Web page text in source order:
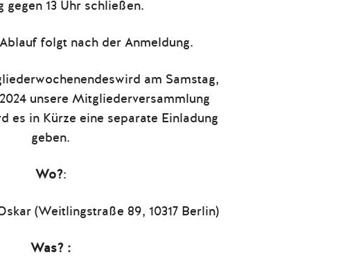
gegen 13 Uhr schließen.
folgt nach der Anmeldung.
am Samstag,
unsere Mitgliederversammlung
es in Kürze eine separate Einladung
geben.
Wo?:
(Weitlingstraße 89, 10317 Berlin)
Was? :